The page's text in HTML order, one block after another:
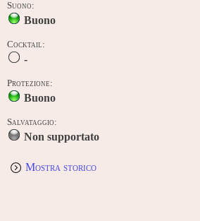
Suono:
Buono
Cocktail:
-
Protezione:
Buono
Salvataggio:
Non supportato
Mostra storico